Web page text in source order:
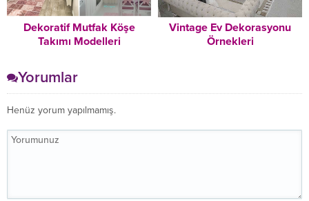
Dekoratif Mutfak Köşe
Takımı Modelleri
Vintage Ev Dekorasyonu
Örnekleri
Yorumlar
Henüz yorum yapılmamış.